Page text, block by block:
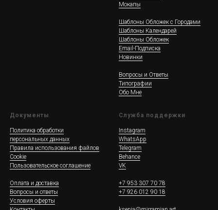
Мокапы
Шаблоны Обложек c Городами
Шаблоны Календарей
Шаблоны Обложек
Email-Подписка
Новинки
Вопросы и Ответы
Типографии
Обо Мне
Документы
Политика обработки
персональных данных
Правила использования файлов
Cookie
Пользовательское соглашение
Оплата и доставка
Вопросы и ответы
Условия оферты
Служба поддержки
Instagram
WhatsApp
Telegram
Behance
VK
+7 953 307 70 78
+7 926 012 90 18